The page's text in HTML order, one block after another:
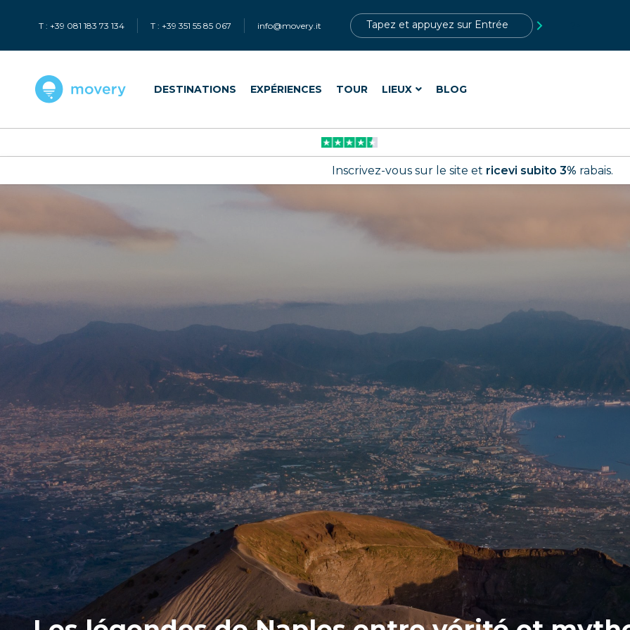
T : +39 081 183 73 134 T : +39 351 55 85 067 info@movery.it
DESTINATIONS EXPÉRIENCES TOUR LIEUX BLOG
Inscrivez-vous sur le site et ricevi subito 3% rabais.